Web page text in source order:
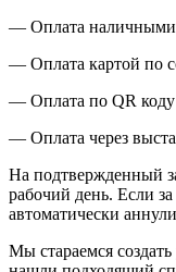
— Оплата
— Оплата картой по
— Оплата по QR коду
— Оплата через
На подтвержденный
рабочий день. Если
автоматически
Мы стараемся